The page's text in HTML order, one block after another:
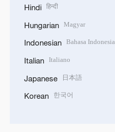
Hindi हिन्दी
Hungarian Magyar
Indonesian Bahasa Indonesia
Italian Italiano
Japanese 日本語
Korean 한국어